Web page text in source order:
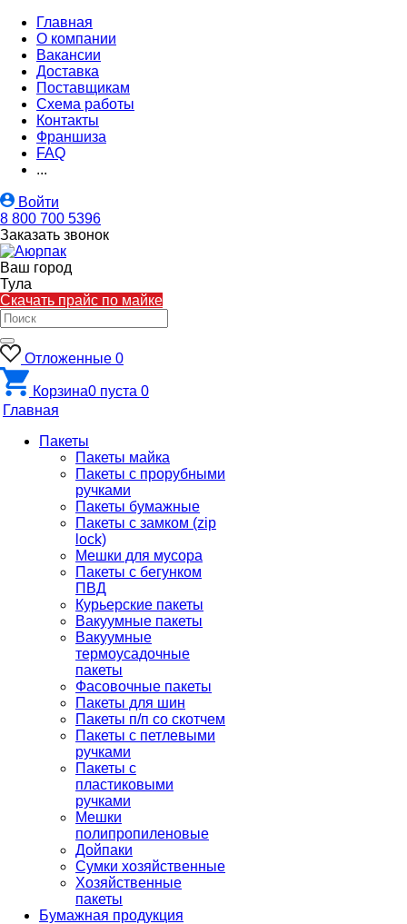
Главная
О компании
Вакансии
Доставка
Поставщикам
Схема работы
Контакты
Франшиза
FAQ
...
Войти
8 800 700 5396
Заказать звонок
Ваш город
Тула
Скачать прайс по майке
Отложенные 0
Корзина0 пуста 0
Главная
Пакеты
Пакеты майка
Пакеты с прорубными
ручками
Пакеты бумажные
Пакеты с замком (zip
lock)
Мешки для мусора
Пакеты с бегунком
ПВД
Курьерские пакеты
Вакуумные пакеты
Вакуумные
термоусадочные
пакеты
Фасовочные пакеты
Пакеты для шин
Пакеты п/п со скотчем
Пакеты с петлевыми
ручками
Пакеты с
пластиковыми
ручками
Мешки
полипропиленовые
Дойпаки
Сумки хозяйственные
Хозяйственные
пакеты
Бумажная продукция